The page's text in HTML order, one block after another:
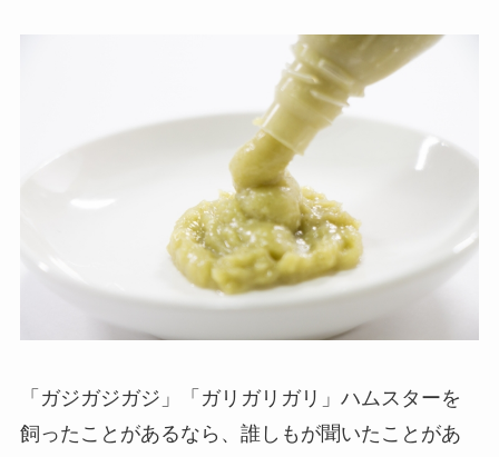
「ガジガジガジ」「ガリガリガリ」ハムスターを
飼ったことがあるなら、誰しもが聞いたことがあ